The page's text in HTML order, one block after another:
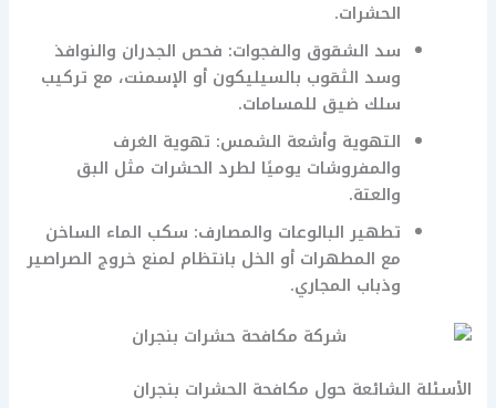
الحشرات.
سد الشقوق والفجوات: فحص الجدران والنوافذ
وسد الثقوب بالسيليكون أو الإسمنت، مع تركيب
سلك ضيق للمسامات.
التهوية وأشعة الشمس: تهوية الغرف
والمفروشات يوميًا لطرد الحشرات مثل البق
والعتة.
تطهير البالوعات والمصارف: سكب الماء الساخن
مع المطهرات أو الخل بانتظام لمنع خروج الصراصير
وذباب المجاري.
الأسئلة الشائعة حول مكافحة الحشرات بنجران